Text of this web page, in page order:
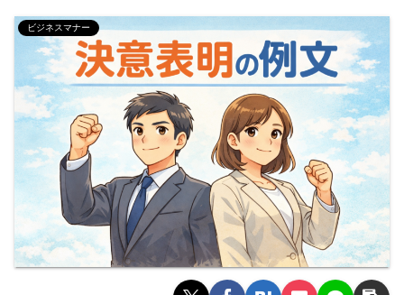
ビジネスマナー